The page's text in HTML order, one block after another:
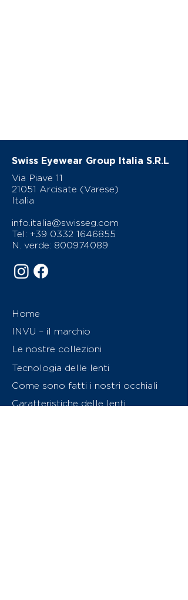
Swiss Eyewear Group Italia S.R.L
Via Piave 11
21051 Arcisate (Varese)
Italia
info.italia@swisseg.com
Tel: +39 0332 1646855
N. verde: 800974089
Home
INVU – il marchio
Le nostre collezioni
Tecnologia delle lenti
Come sono fatti i nostri occhiali
Caratteristiche delle lenti